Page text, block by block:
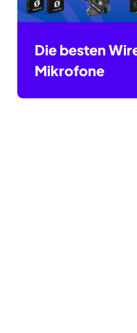
Die besten
Mikrofone